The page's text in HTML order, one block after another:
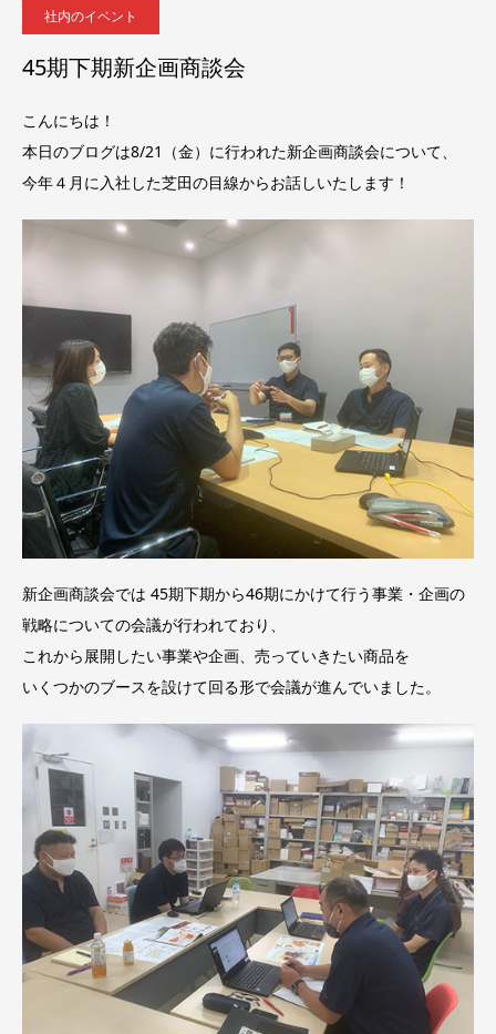
社内のイベント
45期下期新企画商談会
こんにちは！
本日のブログは8/21（金）に行われた新企画商談会について、
今年４月に入社した芝田の目線からお話しいたします！
新企画商談会では 45期下期から46期にかけて行う事業・企画の
戦略についての会議が行われており、
これから展開したい事業や企画、売っていきたい商品を
いくつかのブースを設けて回る形で会議が進んでいました。